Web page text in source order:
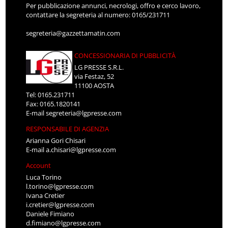
Per pubblicazione annunci, necrologi, offro e cerco lavoro,
contattare la segreteria al numero: 0165/231711
segreteria@gazzettamatin.com
CONCESSIONARIA DI PUBBLICITÀ
LG PRESSE S.R.L.
via Festaz, 52
11100 AOSTA
Tel: 0165.231711
Fax: 0165.1820141
E-mailsegreteria@lgpresse.com
RESPONSABILE DI AGENZIA
Arianna Gori Chisari
E-maila.chisari@lgpresse.com
Account
Luca Torino
l.torino@lgpresse.com
Ivana Cretier
i.cretier@lgpresse.com
Daniele Fimiano
d.fimiano@lgpresse.com